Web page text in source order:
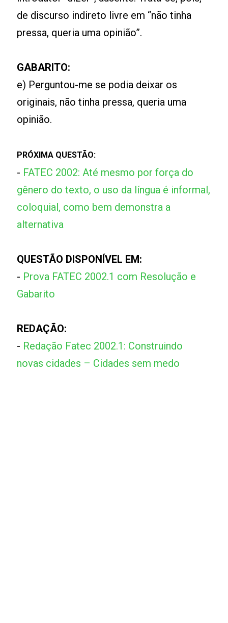
de discurso indireto livre em “não tinha
pressa, queria uma opinião”.
GABARITO:
e) Perguntou-me se podia deixar os
originais, não tinha pressa, queria uma
opinião.
PRÓXIMA QUESTÃO:
- FATEC 2002: Até mesmo por força do
gênero do texto, o uso da língua é informal,
coloquial, como bem demonstra a
alternativa
QUESTÃO DISPONÍVEL EM:
- Prova FATEC 2002.1 com Resolução e
Gabarito
REDAÇÃO:
- Redação Fatec 2002.1: Construindo
novas cidades – Cidades sem medo